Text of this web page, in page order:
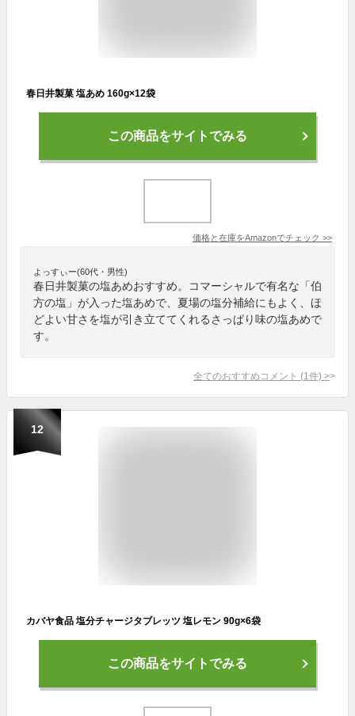
春日井製菓 塩あめ 160g×12袋
この商品をサイトでみる
価格と在庫をAmazonでチェック >>
よっすぃー(60代・男性)
春日井製菓の塩あめおすすめ。コマーシャルで有名な「伯
方の塩」が入った塩あめで、夏場の塩分補給にもよく、ほ
どよい甘さを塩が引き立ててくれるさっぱり味の塩あめで
す。
全てのおすすめコメント (1 件) >
12
カバヤ食品 塩分チャージタブレッツ 塩レモン 90g×6袋
この商品をサイトでみる